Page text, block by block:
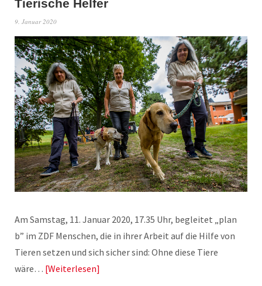
Tierische Helfer
9. Januar 2020
Am Samstag, 11. Januar 2020, 17.35 Uhr, begleitet „plan
b” im ZDF Menschen, die in ihrer Arbeit auf die Hilfe von
Tieren setzen und sich sicher sind: Ohne diese Tiere
wäre… Weiterlesen